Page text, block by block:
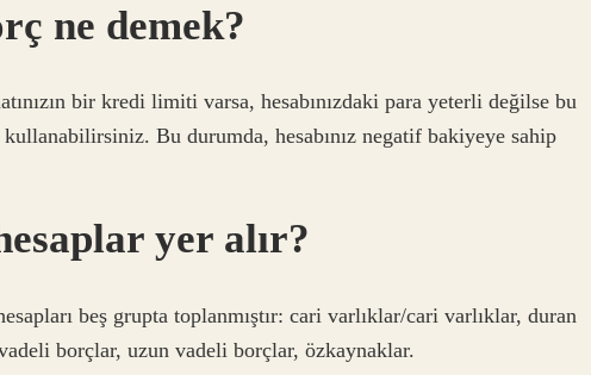
ne demek?
bir kredi limiti varsa, hesabınızdaki para yeterli değilse bu
Bu durumda, hesabınız negatif bakiyeye sahip
yer alır?
beş grupta toplanmıştır: cari varlıklar/cari varlıklar, duran
borçlar, uzun vadeli borçlar, özkaynaklar.